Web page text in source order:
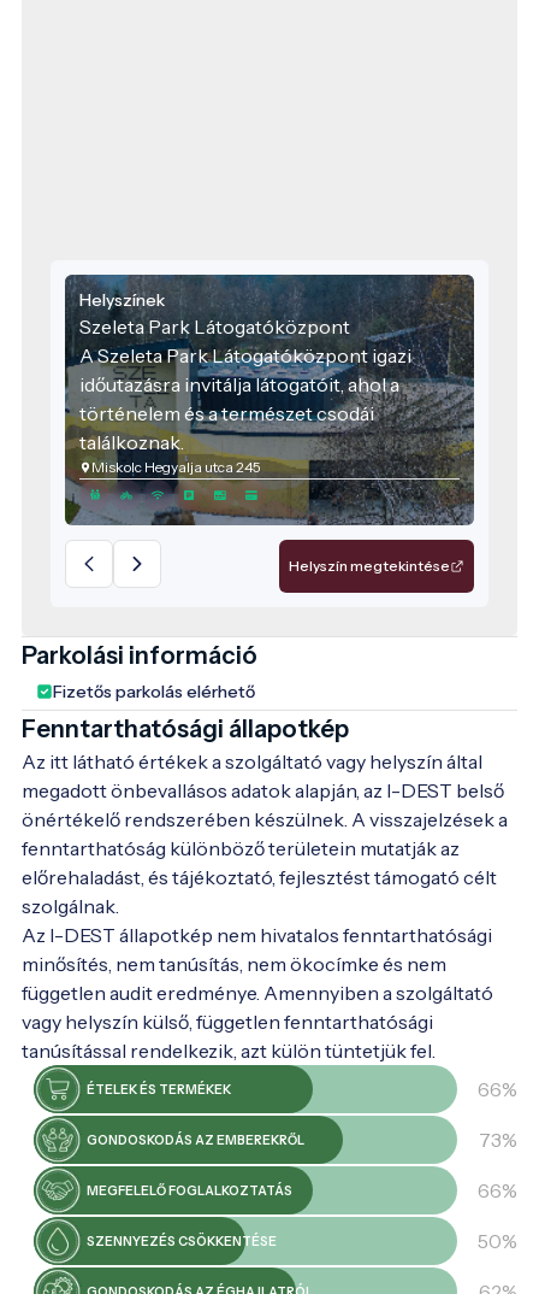
Helyszínek
Szeleta Park Látogatóközpont
A Szeleta Park Látogatóközpont igazi
időutazásra invitálja látogatóit, ahol a
történelem és a természet csodái
találkoznak.
Miskolc Hegyalja utca 245
Helyszín megtekintése
Parkolási információ
Fizetős parkolás elérhető
Fenntarthatósági állapotkép
Az itt látható értékek a szolgáltató vagy helyszín által
megadott önbevallásos adatok alapján, az I-DEST belső
önértékelő rendszerében készülnek. A visszajelzések a
fenntarthatóság különböző területein mutatják az
előrehaladást, és tájékoztató, fejlesztést támogató célt
szolgálnak.
Az I-DEST állapotkép nem hivatalos fenntarthatósági
minősítés, nem tanúsítás, nem ökocímke és nem
független audit eredménye. Amennyiben a szolgáltató
vagy helyszín külső, független fenntarthatósági
tanúsítással rendelkezik, azt külön tüntetjük fel.
ÉTELEK ÉS TERMÉKEK 66%
GONDOSKODÁS AZ EMBEREKRŐL 73%
MEGFELELŐ FOGLALKOZTATÁS 66%
SZENNYEZÉS CSÖKKENTÉSE 50%